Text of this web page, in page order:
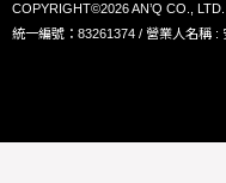
COPYRIGHT©2026 AN’Q CO.,
統一編號：83261374 / 營業人名稱 :